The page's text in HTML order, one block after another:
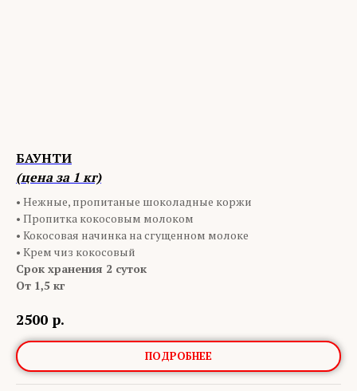
БАУНТИ
(цена за 1 кг)
• Нежные, пропитаные шоколадные коржи
• Пропитка кокосовым молоком
• Кокосовая начинка на сгущенном молоке
• Крем чиз кокосовый
Срок хранения 2 суток
От 1,5 кг
2500 р.
ПОДРОБНЕЕ